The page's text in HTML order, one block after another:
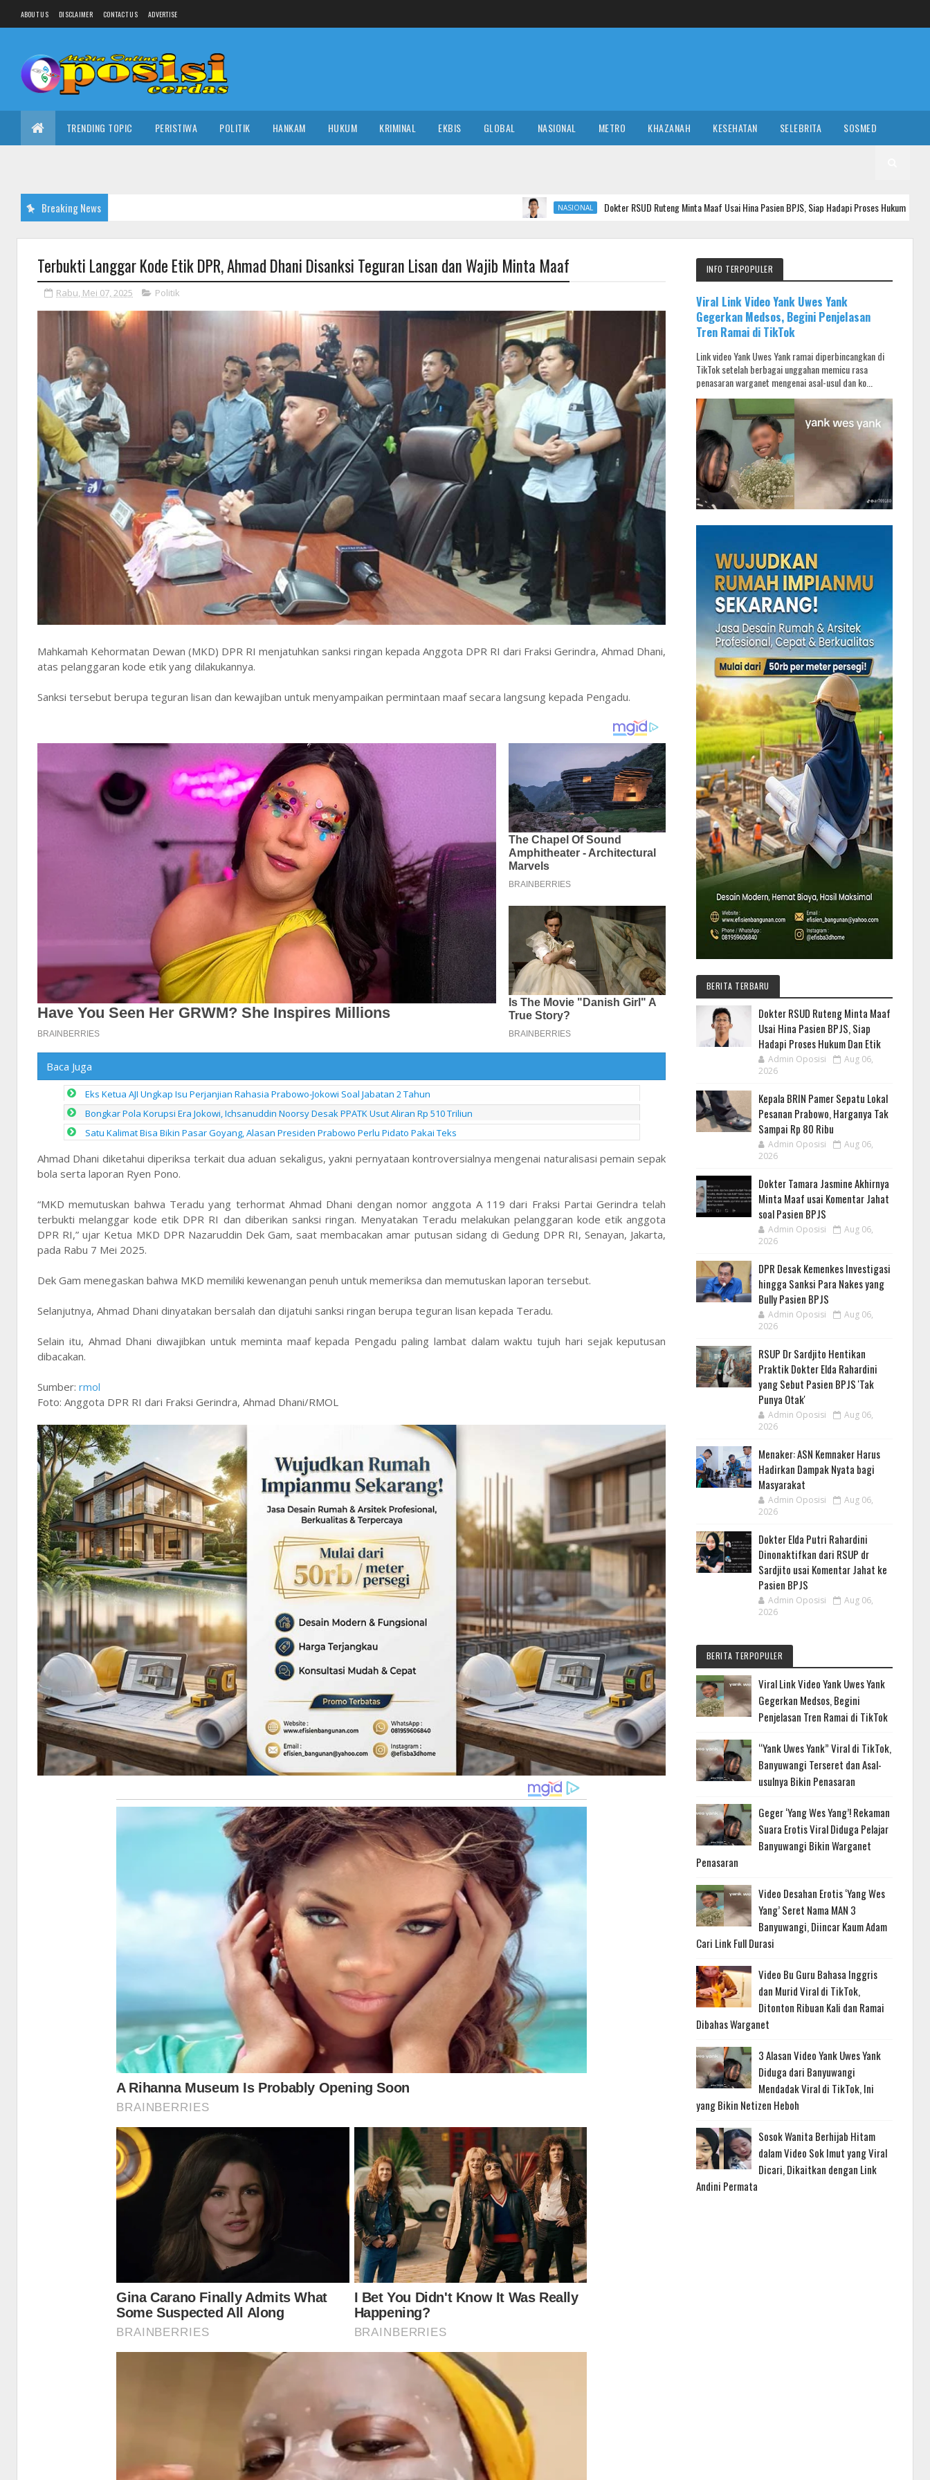
ABOUT US DISCLAIMER CONTACT US ADVERTISE
TRENDING TOPIC PERISTIWA POLITIK HANKAM HUKUM KRIMINAL EKBIS GLOBAL NASIONAL METRO KHAZANAH KESEHATAN SELEBRITA SOSMED
Breaking News Dokter RSUD Ruteng Minta Maaf Usai Hina Pasien BPJS, Siap Hadapi Proses Hukum Dan Etik
Terbukti Langgar Kode Etik DPR, Ahmad Dhani Disanksi Teguran Lisan dan Wajib Minta Maaf
Rabu, Mei 07, 2025 Politik
Mahkamah Kehormatan Dewan (MKD) DPR RI menjatuhkan sanksi ringan kepada Anggota DPR RI dari Fraksi Gerindra, Ahmad Dhani,
atas pelanggaran kode etik yang dilakukannya.
Sanksi tersebut berupa teguran lisan dan kewajiban untuk menyampaikan permintaan maaf secara langsung kepada Pengadu.
Baca Juga
Eks Ketua AJI Ungkap Isu Perjanjian Rahasia Prabowo-Jokowi Soal Jabatan 2 Tahun
Bongkar Pola Korupsi Era Jokowi, Ichsanuddin Noorsy Desak PPATK Usut Aliran Rp 510 Triliun
Satu Kalimat Bisa Bikin Pasar Goyang, Alasan Presiden Prabowo Perlu Pidato Pakai Teks
Ahmad Dhani diketahui diperiksa terkait dua aduan sekaligus, yakni pernyataan kontroversialnya mengenai naturalisasi pemain sepak
bola serta laporan Ryen Pono.
“MKD memutuskan bahwa Teradu yang terhormat Ahmad Dhani dengan nomor anggota A 119 dari Fraksi Partai Gerindra telah
terbukti melanggar kode etik DPR RI dan diberikan sanksi ringan. Menyatakan Teradu melakukan pelanggaran kode etik anggota
DPR RI,” ujar Ketua MKD DPR Nazaruddin Dek Gam, saat membacakan amar putusan sidang di Gedung DPR RI, Senayan, Jakarta,
pada Rabu 7 Mei 2025.
Dek Gam menegaskan bahwa MKD memiliki kewenangan penuh untuk memeriksa dan memutuskan laporan tersebut.
Selanjutnya, Ahmad Dhani dinyatakan bersalah dan dijatuhi sanksi ringan berupa teguran lisan kepada Teradu.
Selain itu, Ahmad Dhani diwajibkan untuk meminta maaf kepada Pengadu paling lambat dalam waktu tujuh hari sejak keputusan
dibacakan.
Sumber: rmol
Foto: Anggota DPR RI dari Fraksi Gerindra, Ahmad Dhani/RMOL
INFO TERPOPULER
Viral Link Video Yank Uwes Yank
Gegerkan Medsos, Begini Penjelasan
Tren Ramai di TikTok
Link video Yank Uwes Yank ramai diperbincangkan di
TikTok setelah berbagai unggahan memicu rasa
penasaran warganet mengenai asal-usul dan ko...
BERITA TERBARU
Dokter RSUD Ruteng Minta Maaf
Usai Hina Pasien BPJS, Siap
Hadapi Proses Hukum Dan Etik
Admin Oposisi
Aug 06,
2026
Kepala BRIN Pamer Sepatu Lokal
Pesanan Prabowo, Harganya Tak
Sampai Rp 80 Ribu
Admin Oposisi
Aug 06,
2026
Dokter Tamara Jasmine Akhirnya
Minta Maaf usai Komentar Jahat
soal Pasien BPJS
Admin Oposisi
Aug 06,
2026
DPR Desak Kemenkes Investigasi
hingga Sanksi Para Nakes yang
Bully Pasien BPJS
Admin Oposisi
Aug 06,
2026
RSUP Dr Sardjito Hentikan
Praktik Dokter Elda Rahardini
yang Sebut Pasien BPJS 'Tak
Punya Otak'
Admin Oposisi
Aug 06,
2026
Menaker: ASN Kemnaker Harus
Hadirkan Dampak Nyata bagi
Masyarakat
Admin Oposisi
Aug 06,
2026
Dokter Elda Putri Rahardini
Dinonaktifkan dari RSUP dr
Sardjito usai Komentar Jahat ke
Pasien BPJS
Admin Oposisi
Aug 06,
2026
BERITA TERPOPULER
Viral Link Video Yank Uwes Yank
Gegerkan Medsos, Begini
Penjelasan Tren Ramai di TikTok
“Yank Uwes Yank” Viral di TikTok,
Banyuwangi Terseret dan Asal-
usulnya Bikin Penasaran
Geger ‘Yang Wes Yang’! Rekaman
Suara Erotis Viral Diduga Pelajar
Banyuwangi Bikin Warganet
Penasaran
Video Desahan Erotis ‘Yang Wes
Yang’ Seret Nama MAN 3
Banyuwangi, Diincar Kaum Adam
Cari Link Full Durasi
Video Bu Guru Bahasa Inggris
dan Murid Viral di TikTok,
Ditonton Ribuan Kali dan Ramai
Dibahas Warganet
3 Alasan Video Yank Uwes Yank
Diduga dari Banyuwangi
Mendadak Viral di TikTok, Ini
yang Bikin Netizen Heboh
Sosok Wanita Berhijab Hitam
dalam Video Sok Imut yang Viral
Dicari, Dikaitkan dengan Link
Andini Permata